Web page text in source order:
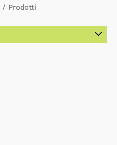
/ Prodotti